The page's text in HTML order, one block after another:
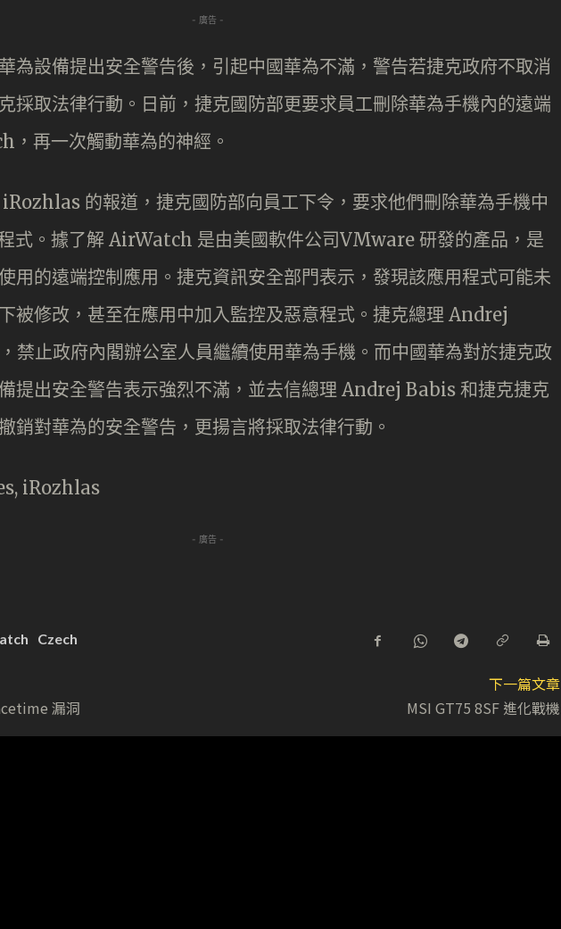
- 廣告 -
為設備提出安全警告後，引起中國華為不滿，警告若捷克政府不取消
採取法律行動。日前，捷克國防部更要求員工刪除華為手機內的遠端
再一次觸動華為的神經。
的報道，捷克國防部向員工下令，要求他們刪除華為手機中
式。據了解 AirWatch 是由美國軟件公司VMware 研發的產品，是
用的遠端控制應用。捷克資訊安全部門表示，發現該應用程式可能未
被修改，甚至在應用中加入監控及惡意程式。捷克總理 Andrej
禁止政府內閣辦公室人員繼續使用華為手機。而中國華為對於捷克政
提出安全警告表示強烈不滿，並去信總理 Andrej Babis 和捷克捷克
銷對華為的安全警告，更揚言將採取法律行動。
iRozhlas
- 廣告 -
Czech
漏洞
下一篇文章
MSI GT75 8SF 進化戰機